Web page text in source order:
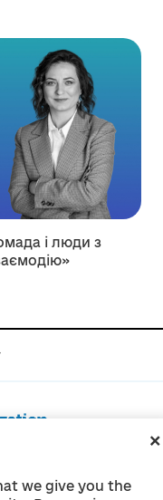
we give you the
і люди з
2022
the reform of local self-